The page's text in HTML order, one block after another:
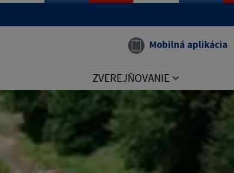
Mobilná aplikácia
ZVEREJŇOVANIE